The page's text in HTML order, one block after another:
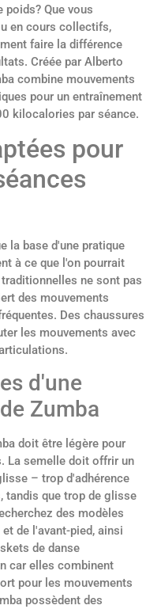
Que vous
en cours collectifs,
faire la différence
Créée par Alberto
combine mouvements
pour un entraînement
kilocalories par séance.
pour
la base d'une pratique
à ce que l'on pourrait
ne sont pas
des mouvements
Des chaussures
les mouvements avec
d'une
Zumba
doit être légère pour
La semelle doit offrir un
– trop d'adhérence
tandis que trop de glisse
des modèles
de l'avant-pied, ainsi
de danse
car elles combinent
pour les mouvements
possèdent des